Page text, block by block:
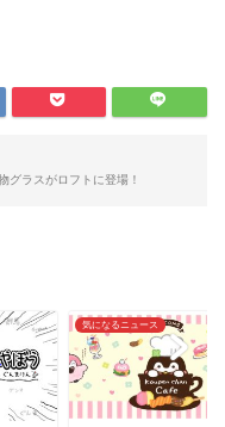
グラスがロフトに登場！
気になるニュース